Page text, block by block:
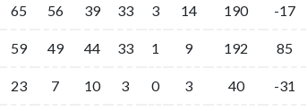
65 56 39 33 3 14 190 -17
59 49 44 33 1 9 192 85
23 7 10 3 0 3 40 -31